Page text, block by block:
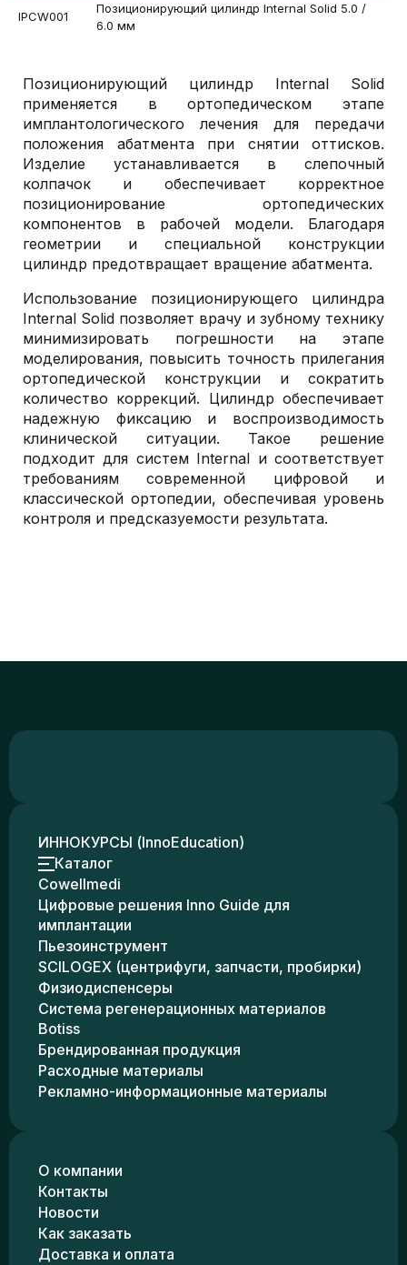
IPCW001
Позиционирующий цилиндр Internal Solid 5.0 /
6.0 мм
Позиционирующий цилиндр Internal Solid
применяется в ортопедическом этапе
имплантологического лечения для передачи
положения абатмента при снятии оттисков.
Изделие устанавливается в слепочный
колпачок и обеспечивает корректное
позиционирование ортопедических
компонентов в рабочей модели. Благодаря
геометрии и специальной конструкции
цилиндр предотвращает вращение абатмента.
Использование позиционирующего цилиндра
Internal Solid позволяет врачу и зубному технику
минимизировать погрешности на этапе
моделирования, повысить точность прилегания
ортопедической конструкции и сократить
количество коррекций. Цилиндр обеспечивает
надежную фиксацию и воспроизводимость
клинической ситуации. Такое решение
подходит для систем Internal и соответствует
требованиям современной цифровой и
классической ортопедии, обеспечивая уровень
контроля и предсказуемости результата.
ИННОКУРСЫ (InnoEducation)
Каталог
Cowellmedi
Цифровые решения Inno Guide для
имплантации
Пьезоинструмент
SCILOGEX (центрифуги, запчасти, пробирки)
Физиодиспенсеры
Система регенерационных материалов
Botiss
Брендированная продукция
Расходные материалы
Рекламно-информационные материалы
О компании
Контакты
Новости
Как заказать
Доставка и оплата